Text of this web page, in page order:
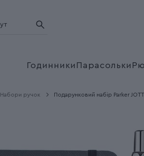
Годинники Парасольки
Набори ручок Подарунковий набір Parker